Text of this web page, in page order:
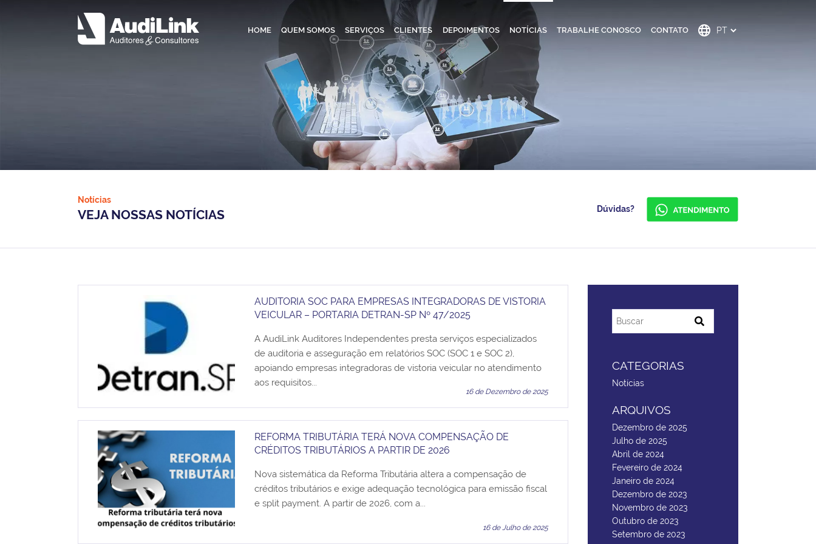
HOME QUEM SOMOS SERVIÇOS CLIENTES DEPOIMENTOS NOTÍCIAS TRABALHE CONOSCO CONTATO
Notícias
VEJA NOSSAS NOTÍCIAS Dúvidas?
AUDITORIA SOC PARA EMPRESAS INTEGRADORAS DE VISTORIA
VEICULAR – PORTARIA DETRAN-SP Nº 47/2025
A AudiLink Auditores Independentes presta serviços especializados
de auditoria e asseguração em relatórios SOC (SOC 1 e SOC 2),
apoiando empresas integradoras de vistoria veicular no atendimento
aos requisitos...
16 de Dezembro de 2025
REFORMA TRIBUTÁRIA TERÁ NOVA COMPENSAÇÃO DE
CRÉDITOS TRIBUTÁRIOS A PARTIR DE 2026
Nova sistemática da Reforma Tributária altera a compensação de
créditos tributários e exige adequação tecnológica para emissão fiscal
e split payment. A partir de 2026, com a...
16 de Julho de 2025
CATEGORIAS
Notícias
ARQUIVOS
Dezembro de 2025
Julho de 2025
Abril de 2024
Fevereiro de 2024
Janeiro de 2024
Dezembro de 2023
Novembro de 2023
Outubro de 2023
Setembro de 2023